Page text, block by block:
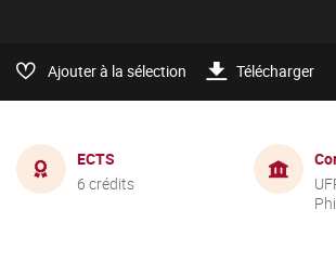
Ajouter à la sélection Télécharger
ECTS
6 crédits